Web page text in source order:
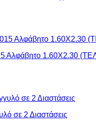
Αλφάβητο 1.60Χ2.30
σε 2 Διαστάσεις